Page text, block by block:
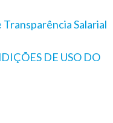
Transparência Salarial
DE USO DO